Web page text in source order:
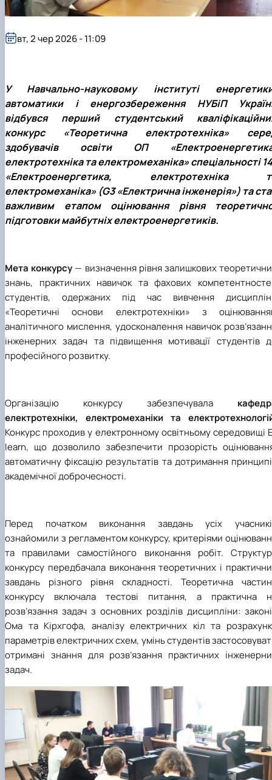
Новини
У Навчально-науковому інституті
автоматики і енергозбереження НУБіП
відбувся перший студентський
конкурс «Теоретична електротехніка»
здобувачів освіти ОП
електротехніка та електромеханіка» спеціальності
«Електроенергетика, електротехніка
електромеханіка» (G3 «Електрична інженерія») та
важливим етапом оцінювання рівня
підготовки майбутніх електроенергетиків.
Мета конкурсу— визначення рівня залишкових
знань, практичних навичок та фахових
студентів, одержаних під час вивчення
«Теоретичні основи електротехніки» з
аналітичного мислення, удосконалення навичок
інженерних задач та підвищення мотивації студентів
професійного розвитку.
Організацію конкурсу забезпечувала
електротехніки, електромеханіки та
Конкурс проходив у електронному освітньому середовищі
learn, що дозволило забезпечити прозорість
автоматичну фіксацію результатів та дотримання
академічної доброчесності.
Перед початком виконання завдань усіх
ознайомили з регламентом конкурсу, критеріями
та правилами самостійного виконання робіт.
конкурсу передбачала виконання теоретичних і
завдань різного рівня складності. Теоретична
конкурсу включала тестові питання, а практична
розв’язання задач з основних розділів дисципліни:
Ома та Кірхгофа, аналізу електричних кіл та
параметрів електричних схем, умінь студентів
отримані знання для розв’язання практичних
задач.
вт, 2 чер 2026 - 11:09